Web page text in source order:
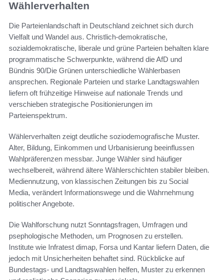
Wählerverhalten
Die Parteienlandschaft in Deutschland zeichnet sich durch
Vielfalt und Wandel aus. Christlich-demokratische,
sozialdemokratische, liberale und grüne Parteien behalten klare
programmatische Schwerpunkte, während die AfD und
Bündnis 90/Die Grünen unterschiedliche Wählerbasen
ansprechen. Regionale Parteien und starke Landtagswahlen
liefern oft frühzeitige Hinweise auf nationale Trends und
verschieben strategische Positionierungen im
Parteienspektrum.
Wählerverhalten zeigt deutliche soziodemografische Muster.
Alter, Bildung, Einkommen und Urbanisierung beeinflussen
Wahlpräferenzen messbar. Junge Wähler sind häufiger
wechselbereit, während ältere Wählerschichten stabiler bleiben.
Mediennutzung, von klassischen Zeitungen bis zu Social
Media, verändert Informationswege und die Wahrnehmung
politischer Angebote.
Die Wahlforschung nutzt Sonntagsfragen, Umfragen und
psephologische Methoden, um Prognosen zu erstellen.
Institute wie Infratest dimap, Forsa und Kantar liefern Daten, die
jedoch mit Unsicherheiten behaftet sind. Rückblicke auf
Bundestags- und Landtagswahlen helfen, Muster zu erkennen